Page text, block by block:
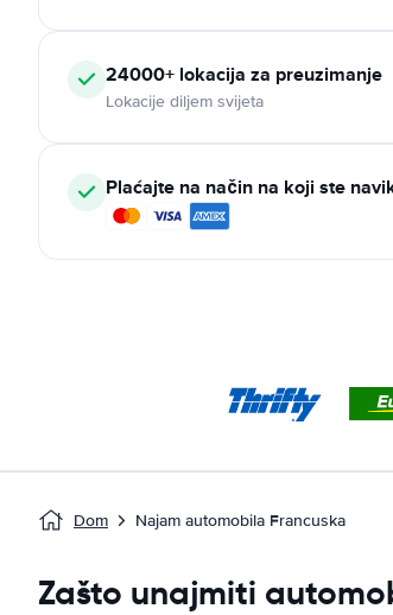
24000+ lokacija za preuzimanje
Lokacije diljem svijeta
Plaćajte na način na koji ste
Dom Najam automobila Francuska
Zašto unajmiti